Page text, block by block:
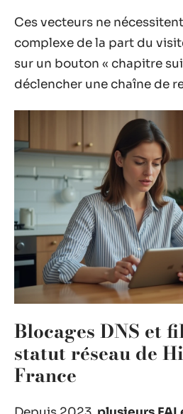
Ces vecteurs ne
complexe de la part du
sur un bouton « chapitre
déclencher une chaîne de
Blocages DNS et
statut réseau de
France